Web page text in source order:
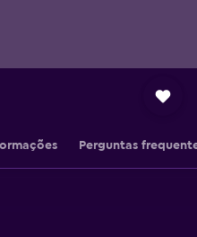
Perguntas